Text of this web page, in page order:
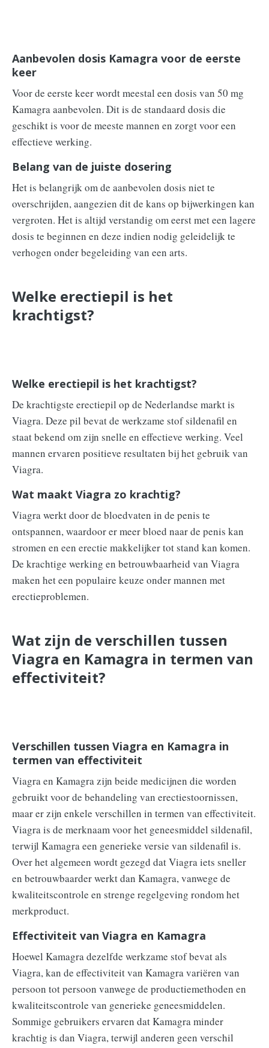
Aanbevolen dosis Kamagra voor de eerste
keer
Voor de eerste keer wordt meestal een dosis van 50 mg
Kamagra aanbevolen. Dit is de standaard dosis die
geschikt is voor de meeste mannen en zorgt voor een
effectieve werking.
Belang van de juiste dosering
Het is belangrijk om de aanbevolen dosis niet te
overschrijden, aangezien dit de kans op bijwerkingen kan
vergroten. Het is altijd verstandig om eerst met een lagere
dosis te beginnen en deze indien nodig geleidelijk te
verhogen onder begeleiding van een arts.
Welke erectiepil is het
krachtigst?
Welke erectiepil is het krachtigst?
De krachtigste erectiepil op de Nederlandse markt is
Viagra. Deze pil bevat de werkzame stof sildenafil en
staat bekend om zijn snelle en effectieve werking. Veel
mannen ervaren positieve resultaten bij het gebruik van
Viagra.
Wat maakt Viagra zo krachtig?
Viagra werkt door de bloedvaten in de penis te
ontspannen, waardoor er meer bloed naar de penis kan
stromen en een erectie makkelijker tot stand kan komen.
De krachtige werking en betrouwbaarheid van Viagra
maken het een populaire keuze onder mannen met
erectieproblemen.
Wat zijn de verschillen tussen
Viagra en Kamagra in termen van
effectiviteit?
Verschillen tussen Viagra en Kamagra in
termen van effectiviteit
Viagra en Kamagra zijn beide medicijnen die worden
gebruikt voor de behandeling van erectiestoornissen,
maar er zijn enkele verschillen in termen van effectiviteit.
Viagra is de merknaam voor het geneesmiddel sildenafil,
terwijl Kamagra een generieke versie van sildenafil is.
Over het algemeen wordt gezegd dat Viagra iets sneller
en betrouwbaarder werkt dan Kamagra, vanwege de
kwaliteitscontrole en strenge regelgeving rondom het
merkproduct.
Effectiviteit van Viagra en Kamagra
Hoewel Kamagra dezelfde werkzame stof bevat als
Viagra, kan de effectiviteit van Kamagra variëren van
persoon tot persoon vanwege de productiemethoden en
kwaliteitscontrole van generieke geneesmiddelen.
Sommige gebruikers ervaren dat Kamagra minder
krachtig is dan Viagra, terwijl anderen geen verschil